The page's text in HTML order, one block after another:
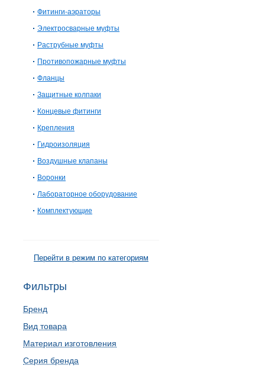
Фитинги-аэраторы
Электросварныe муфты
Раструбные муфты
Противопожарные муфты
Фланцы
Защитные колпаки
Концевые фитинги
Крепления
Гидроизоляция
Воздушные клапаны
Воронки
Лабораторное оборудование
Комплектующие
Перейти в режим по категориям
Фильтры
Бренд
Вид товара
Материал изготовления
Серия бренда